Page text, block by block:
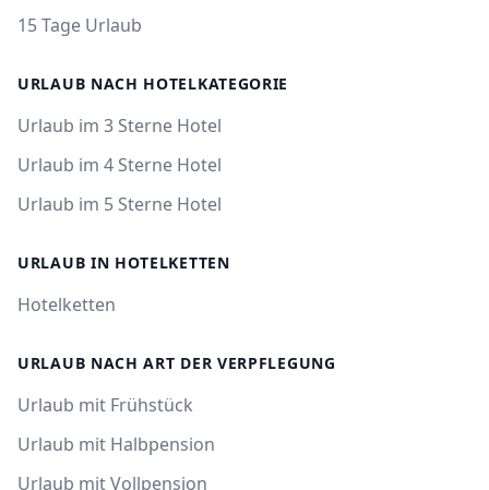
15 Tage Urlaub
URLAUB NACH HOTELKATEGORIE
Urlaub im 3 Sterne Hotel
Urlaub im 4 Sterne Hotel
Urlaub im 5 Sterne Hotel
URLAUB IN HOTELKETTEN
Hotelketten
URLAUB NACH ART DER VERPFLEGUNG
Urlaub mit Frühstück
Urlaub mit Halbpension
Urlaub mit Vollpension